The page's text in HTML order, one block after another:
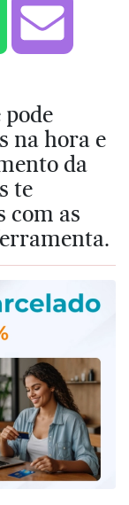
pode
na hora e
da
te
com as